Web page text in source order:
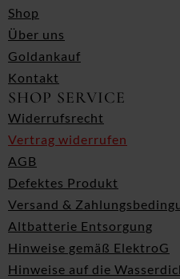
Shop
Über uns
Goldankauf
Kontakt
SHOP SERVICE
Widerrufsrecht
Vertrag widerrufen
AGB
Defektes Produkt
Versand &
Altbatterie Entsorgung
Hinweise gemäß ElektroG
Hinweise auf die